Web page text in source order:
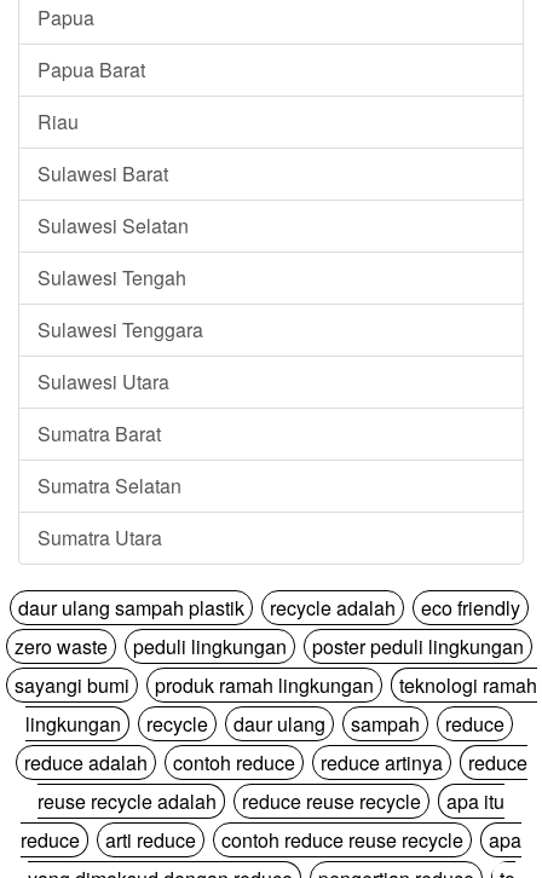
Papua
Papua Barat
Riau
Sulawesi Barat
Sulawesi Selatan
Sulawesi Tengah
Sulawesi Tenggara
Sulawesi Utara
Sumatra Barat
Sumatra Selatan
Sumatra Utara
daur ulang sampah plastik recycle adalah
eco friendly
zero waste
peduli lingkungan
poster peduli lingkungan
sayangi bumi
produk ramah lingkungan
teknologi ramah
lingkungan
recycle daur ulang sampah
reduce
reduce adalah
contoh reduce reduce artinya
reduce
reuse recycle adalah
reduce reuse recycle
apa itu
reduce
arti reduce contoh reduce reuse recycle
apa